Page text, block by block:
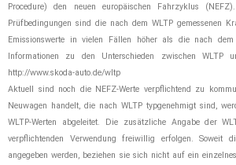
Procedure) den neuen europäischen Fahrzyklus
Prüfbedingungen sind die nach dem WLTP gemessenen
Emissionswerte in vielen Fällen höher als die nach dem
Informationen zu den Unterschieden zwischen WLTP
http://www.skoda-auto.de/wltp
Aktuell sind noch die NEFZ-Werte verpflichtend zu
Neuwagen handelt, die nach WLTP typgenehmigt sind,
WLTP-Werten abgeleitet. Die zusätzliche Angabe der
verpflichtenden Verwendung freiwillig erfolgen. Soweit
angegeben werden, beziehen sie sich nicht auf ein